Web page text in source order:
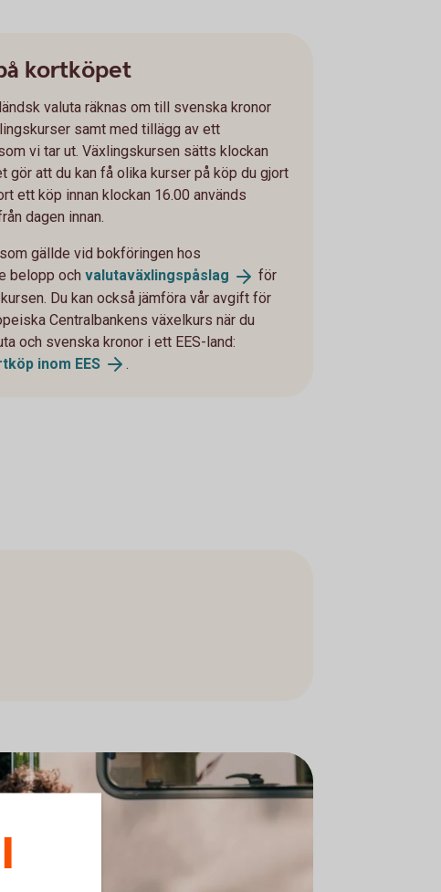
kortköpet
valuta räknas om till svenska kronor
samt med tillägg av ett
vi tar ut. Växlingskursen sätts klockan
gör att du kan få olika kurser på köp du gjort
ett köp innan klockan 16.00 används
dagen innan.
gällde vid bokföringen hos
belopp och valutaväxlingspåslag
för
Du kan också jämföra vår avgift för
Centralbankens växelkurs när du
och svenska kronor i ett EES-land:
inom EES